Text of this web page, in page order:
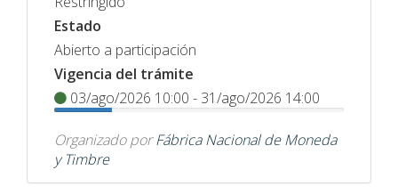
Estado
Abierto a participación
Vigencia del trámite
03/ago/2026 10:00 - 31/ago/2026 14:00
Organizado por Fábrica Nacional de Moneda
y Timbre